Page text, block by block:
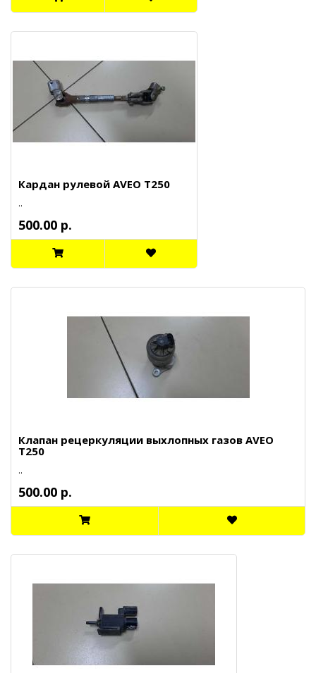
Кардан рулевой AVEO T250
..
500.00 р.
Клапан рецеркуляции выхлопных газов AVEO
T250
..
500.00 р.